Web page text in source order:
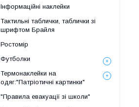
Інформаційні наклейки
Тактильні таблички, таблички зі
шрифтом Брайля
Ростомір
Футболки
Термонаклейки на
одяг:"Патріотичні картинки"
"Правила евакуації зі школи"